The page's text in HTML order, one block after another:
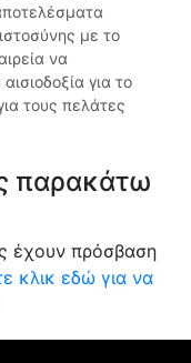
με το
να
για το
τους πελάτες
παρακάτω
έχουν πρόσβαση
κλικ εδώ για να